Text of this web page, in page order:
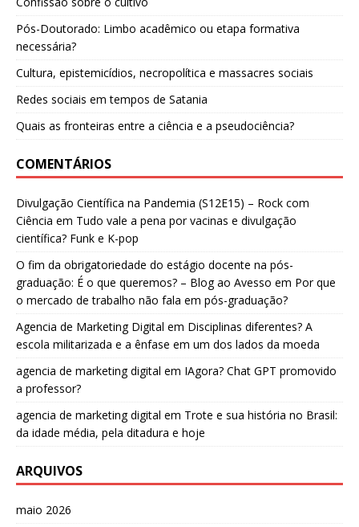
Pós-Doutorado: Limbo acadêmico ou etapa formativa
necessária?
Cultura, epistemicídios, necropolítica e massacres sociais
Redes sociais em tempos de Satania
Quais as fronteiras entre a ciência e a pseudociência?
COMENTÁRIOS
Divulgação Científica na Pandemia (S12E15) – Rock com
Ciência em Tudo vale a pena por vacinas e divulgação
científica? Funk e K-pop
O fim da obrigatoriedade do estágio docente na pós-
graduação: É o que queremos? – Blog ao Avesso em Por que
o mercado de trabalho não fala em pós-graduação?
Agencia de Marketing Digital em Disciplinas diferentes? A
escola militarizada e a ênfase em um dos lados da moeda
agencia de marketing digital em IAgora? Chat GPT promovido
a professor?
agencia de marketing digital em Trote e sua história no Brasil:
da idade média, pela ditadura e hoje
ARQUIVOS
maio 2026